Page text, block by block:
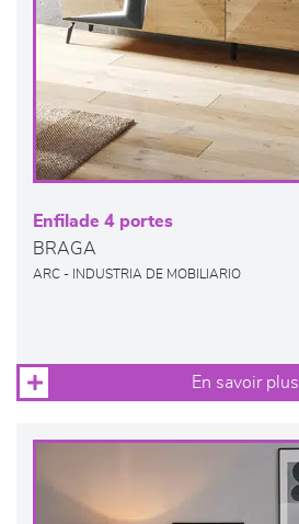
Enfilade 4 portes
BRAGA
ARC - INDUSTRIA DE MOBILIARIO
En savoir plus